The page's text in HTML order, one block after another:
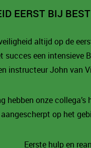
EERST BIJ
altijd op de
een intensieve
instructeur John van
hebben onze collega’s
aangescherpt op het
Eerste hulp en